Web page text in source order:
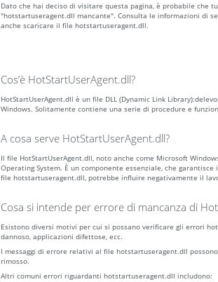
Dato che hai deciso di visitare questa pagina, è probabile che
"hotstartuseragent.dll mancante". Consulta le informazioni di
anche scaricare il file hotstartuseragent.dll.
Cos’è HotStartUserAgent.dll?
HotStartUserAgent.dll è un file DLL (Dynamic Link
Windows. Solitamente contiene una serie di procedure e
A cosa serve HotStartUserAgent.dll?
Il file HotStartUserAgent.dll, noto anche come Microsoft
Operating System. È un componente essenziale, che
file hotstartuseragent.dll, potrebbe influire negativamente il
Cosa si intende per errore di mancanza di
Esistono diversi motivi per cui si possano verificare gli errori
dannoso, applicazioni difettose, ecc.
I messaggi di errore relativi al file hotstartuseragent.dll
rimosso.
Altri comuni errori riguardanti hotstartuseragent.dll includono: